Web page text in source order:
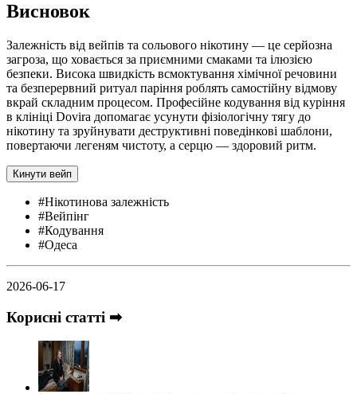
Висновок
Залежність від вейпів та сольового нікотину — це серйозна
загроза, що ховається за приємними смаками та ілюзією
безпеки. Висока швидкість всмоктування хімічної речовини
та безперервний ритуал паріння роблять самостійну відмову
вкрай складним процесом. Професійне кодування від куріння
в клініці Dovira допомагає усунути фізіологічну тягу до
нікотину та зруйнувати деструктивні поведінкові шаблони,
повертаючи легеням чистоту, а серцю — здоровий ритм.
Кинути вейп
#Нікотинова залежність
#Вейпінг
#Кодування
#Одеса
2026-06-17
Корисні статті ➡